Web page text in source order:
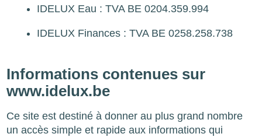
IDELUX Eau : TVA BE 0204.359.994
IDELUX Finances : TVA BE 0258.258.738
Informations contenues sur
www.idelux.be
Ce site est destiné à donner au plus grand nombre
un accès simple et rapide aux informations qui